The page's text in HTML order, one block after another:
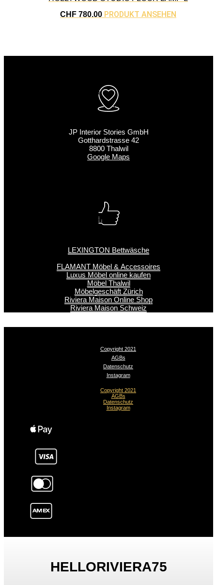
CHF 780.00 PRODUKT ANSEHEN
JP Interior Stories GmbH
Gotthardstrasse 42
8800 Thalwil
Google Maps
LEXINGTON Bettwäsche
FLAMANT Möbel & Accessoires
Luxus Möbel online kaufen
Möbel Thalwil
Möbelgeschäft Zürich
Riviera Maison Online Shop
Riviera Maison Schweiz
Copyright 2021
AGBs
Datenschutz
Instagram
Copyright 2021
AGBs
Datenschutz
Instagram
HELLORIVIERA75